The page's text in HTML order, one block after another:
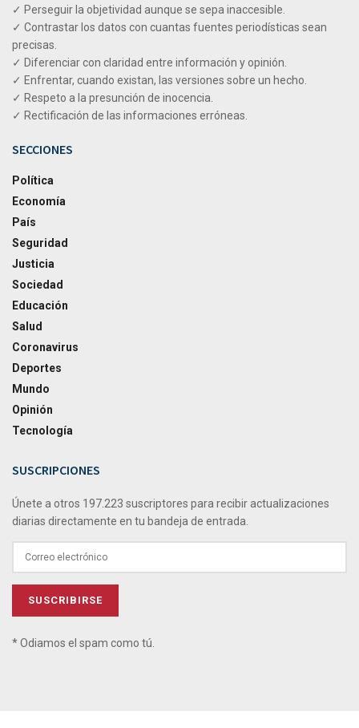
✓ Perseguir la objetividad aunque se sepa inaccesible.
✓ Contrastar los datos con cuantas fuentes periodísticas sean
precisas.
✓ Diferenciar con claridad entre información y opinión.
✓ Enfrentar, cuando existan, las versiones sobre un hecho.
✓ Respeto a la presunción de inocencia.
✓ Rectificación de las informaciones erróneas.
SECCIONES
Política
Economía
País
Seguridad
Justicia
Sociedad
Educación
Salud
Coronavirus
Deportes
Mundo
Opinión
Tecnología
SUSCRIPCIONES
Únete a otros 197.223 suscriptores para recibir actualizaciones
diarias directamente en tu bandeja de entrada.
* Odiamos el spam como tú.